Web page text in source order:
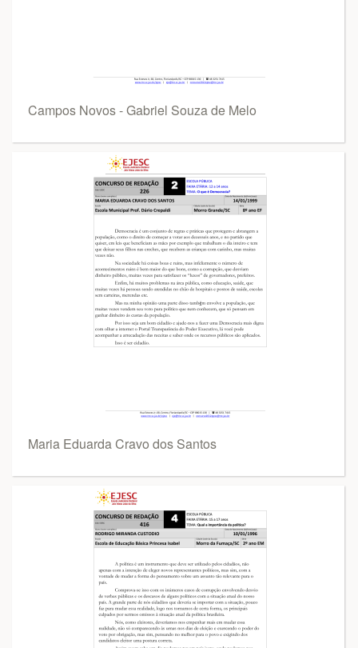
Campos Novos - Gabriel Souza de Melo
Maria Eduarda Cravo dos Santos